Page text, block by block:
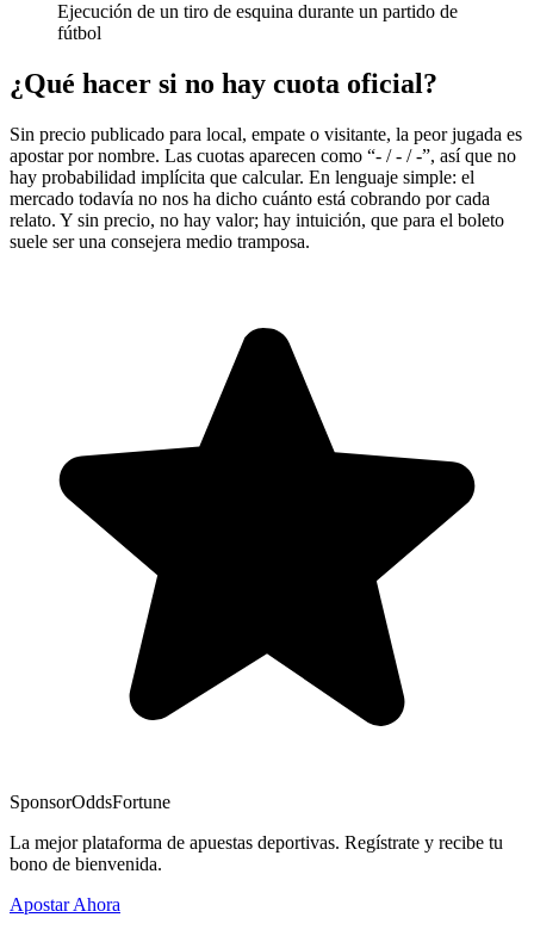
Ejecución de un tiro de esquina durante un partido de
fútbol
¿Qué hacer si no hay cuota oficial?
Sin precio publicado para local, empate o visitante, la peor jugada es
apostar por nombre. Las cuotas aparecen como “- / - / -”, así que no
hay probabilidad implícita que calcular. En lenguaje simple: el
mercado todavía no nos ha dicho cuánto está cobrando por cada
relato. Y sin precio, no hay valor; hay intuición, que para el boleto
suele ser una consejera medio tramposa.
SponsorOddsFortune
La mejor plataforma de apuestas deportivas. Regístrate y recibe tu
bono de bienvenida.
Apostar Ahora